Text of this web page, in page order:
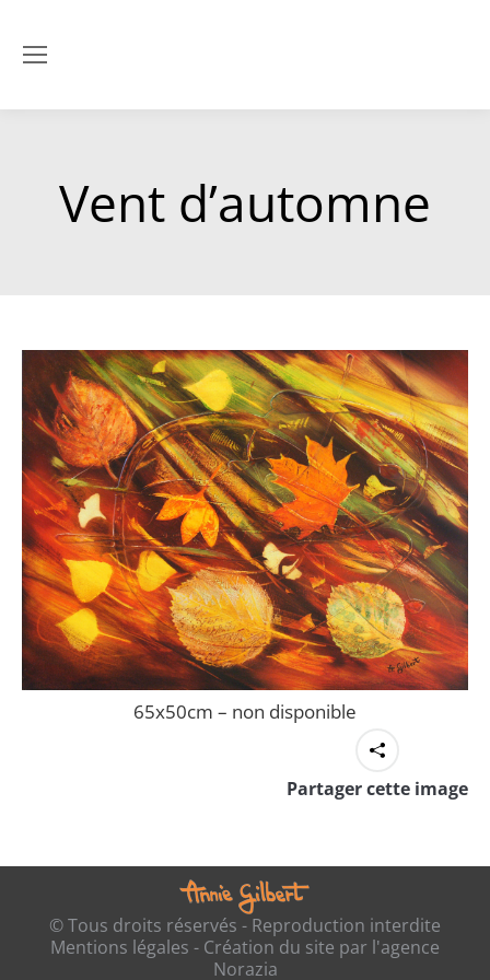
Vent d’automne
65x50cm – non disponible
Partager cette image
© Tous droits réservés - Reproduction interdite
Mentions légales - Création du site par l'agence
Norazia